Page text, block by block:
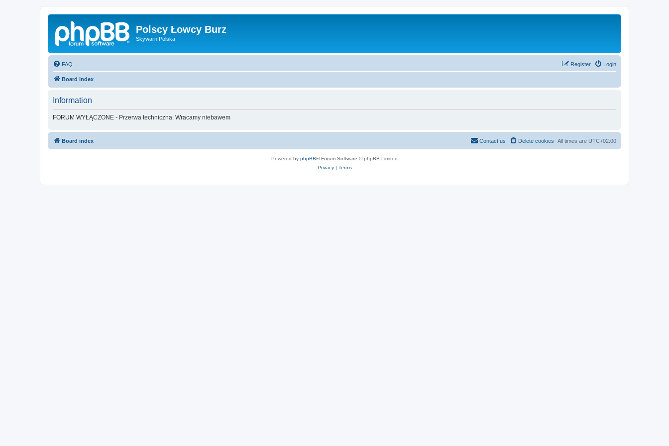
Polscy Łowcy Burz
Skywarn Polska
FAQ Login
Register
Board index
Information
FORUM WYŁĄCZONE - Przerwa techniczna. Wracamy niebawem
Board index All times are UTC+02:00
Delete cookies
Contact us
Powered by phpBB® Forum Software © phpBB Limited
Privacy| Terms